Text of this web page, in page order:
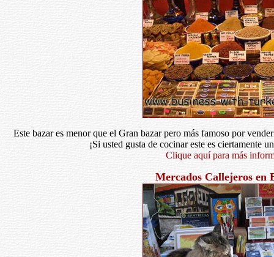
Este bazar es menor que el Gran bazar pero más famoso por
¡Si usted gusta de cocinar este es ciertamente
Clique aquí para más
Mercados Callejeros en